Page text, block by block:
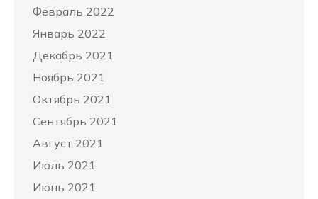
Февраль 2022
Январь 2022
Декабрь 2021
Ноябрь 2021
Октябрь 2021
Сентябрь 2021
Август 2021
Июль 2021
Июнь 2021